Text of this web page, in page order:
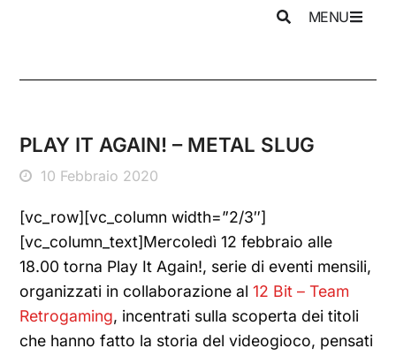
MENU
PLAY IT AGAIN! – METAL SLUG
10 Febbraio 2020
[vc_row][vc_column width=”2/3″]
[vc_column_text]Mercoledì 12 febbraio alle
18.00 torna Play It Again!, serie di eventi mensili,
organizzati in collaborazione al12 Bit – Team
Retrogaming, incentrati sulla scoperta dei titoli
che hanno fatto la storia del videogioco, pensati